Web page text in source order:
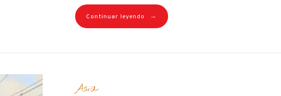
Continuar leyendo →
Asia